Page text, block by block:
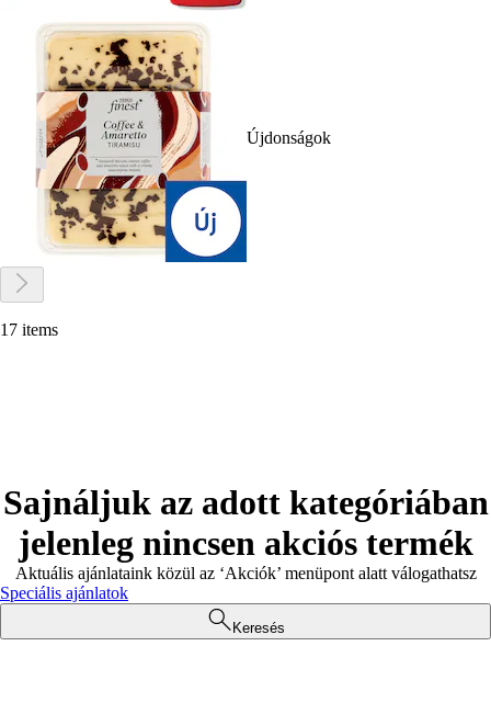
Újdonságok
17 items
Sajnáljuk az adott kategóriában
jelenleg nincsen akciós termék
Aktuális ajánlataink közül az ‘Akciók’ menüpont alatt válogathatsz
Speciális ajánlatok
Keresés